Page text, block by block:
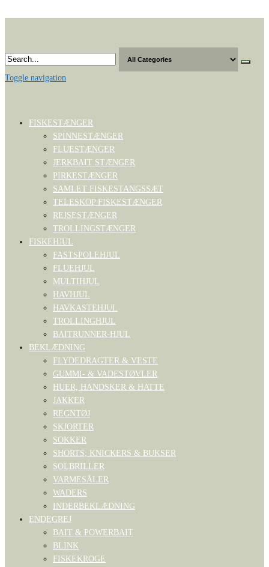
content
Toggle navigation
FISKESTÆNGER
SPINNESTÆNGER
FLUESTÆNGER
JERKBAIT STÆNGER
PIRKESTÆNGER
SAMLET FISKESTANGSSÆT
TELESKOP FISKESTÆNGER
REJSESTÆNGER
TROLLINGSTÆNGER
FISKEHJUL
FASTSPOLEHJUL
FLUEHJUL
MULTIHJUL
HAVHJUL
HAVKASTEHJUL
TROLLINGHJUL
BAITRUNNER-HJUL
BEKLÆDNING
FLYDEDRAGTER & VESTE
GUMMI- & VADESTØVLER
HUER, HANDSKER & HATTE
JAKKER
REGNTØJ
SKJORTER
SOKKER
SHORTS, KNICKERS & BUKSER
SOLBRILLER
VARMESÅLER
WADERS
INDERBEKLÆDNING
ENDEGREJ
BAIT & POWERBAIT
BLINK
FISKEKROGE